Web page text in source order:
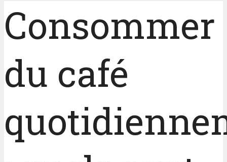
Consommer
du café